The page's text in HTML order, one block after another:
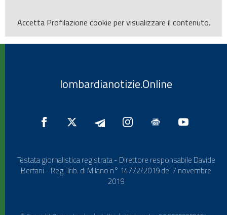
Accetta Profilazione cookie per visualizzare il contenuto.
lombardianotizie.Online
Testata giornalistica registrata - Direttore responsabile Davide
Bertani - Reg. Trib. di Milano n° 14772/2019 del 7 novembre
2019